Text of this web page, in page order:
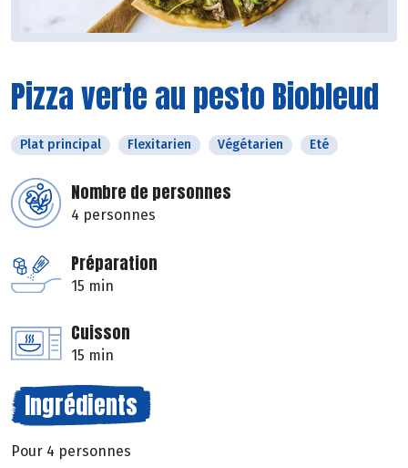
Pizza verte au pesto Biobleud
Plat principal Flexitarien Végétarien Eté
Nombre de personnes
4 personnes
Préparation
15 min
Cuisson
15 min
Ingrédients
Pour 4 personnes